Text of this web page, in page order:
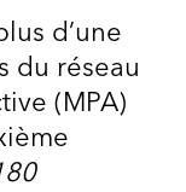
d’une
du réseau
(MPA)